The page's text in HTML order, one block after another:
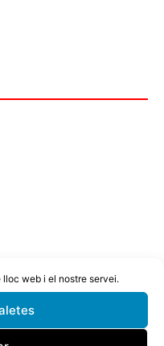
web i el nostre servei.